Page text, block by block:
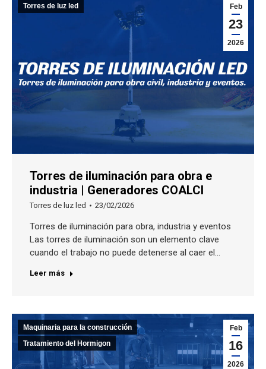
Feb
23
2026
Torres de luz led
Torres de iluminación para obra e
industria | Generadores COALCI
Torres de luz led 23/02/2026
Torres de iluminación para obra, industria y eventos
Las torres de iluminación son un elemento clave
cuando el trabajo no puede detenerse al caer el…
Leer más
Feb
16
2026
Maquinaria para la construcción
Tratamiento del Hormigon